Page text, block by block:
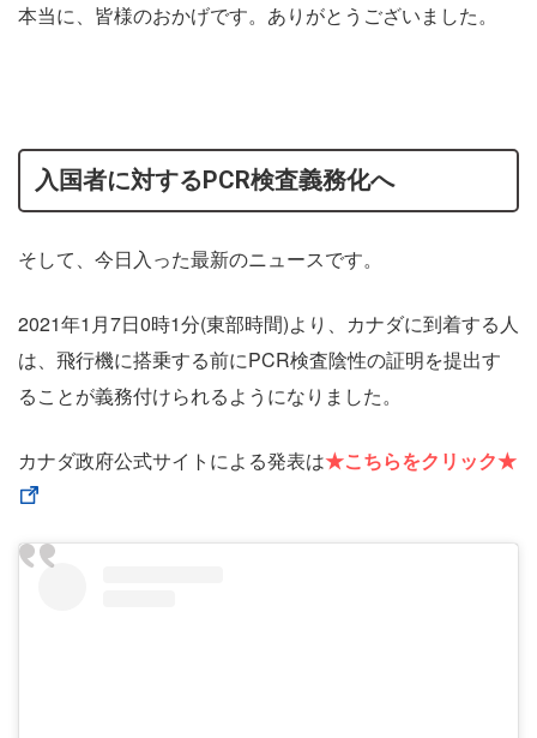
本当に、皆様のおかげです。ありがとうございました。
入国者に対するPCR検査義務化へ
そして、今日入った最新のニュースです。
2021年1月7日0時1分(東部時間)より、カナダに到着する人
は、飛行機に搭乗する前にPCR検査陰性の証明を提出す
ることが義務付けられるようになりました。
カナダ政府公式サイトによる発表は★こちらをクリック★